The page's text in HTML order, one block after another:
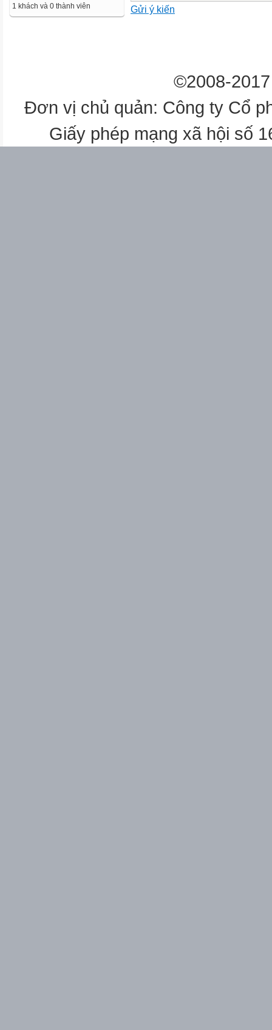
1 khách và 0 thành viên Gửi ý kiến
©2008-
Đơn vị chủ quản: Công ty Cổ
Giấy phép mạng xã hội số